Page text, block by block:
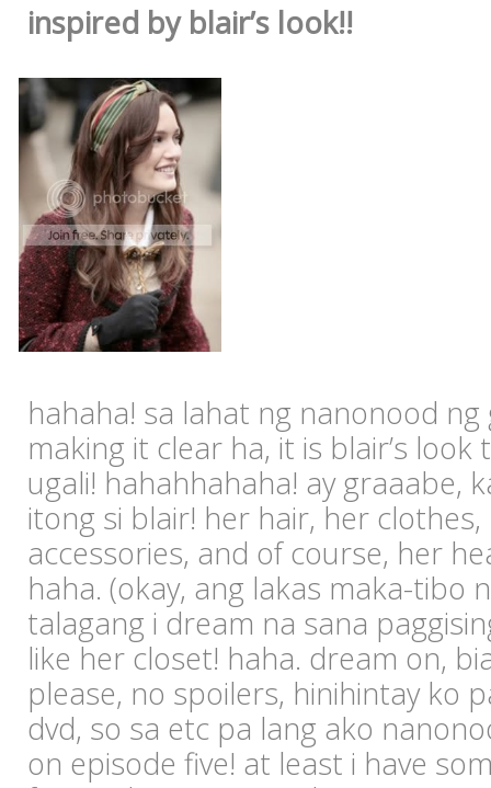
inspired by blair’s look!!
hahaha! sa lahat ng nanonood ng
making it clear ha, it is blair’s
ugali! hahahhahaha! ay graaabe,
itong si blair! her hair, her
accessories, and of course, her
haha. (okay, ang lakas maka-tibo
talagang i dream na sana
like her closet! haha. dream on,
please, no spoilers, hinihintay ko
dvd, so sa etc pa lang ako
on episode five! at least i have